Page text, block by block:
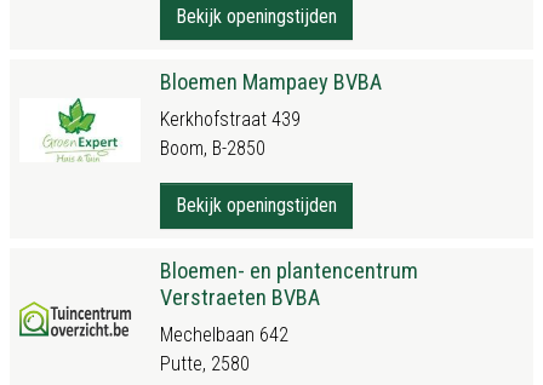
Bekijk openingstijden
Bloemen Mampaey BVBA
Kerkhofstraat 439
Boom, B-2850
Bekijk openingstijden
Bloemen- en plantencentrum
Verstraeten BVBA
Mechelbaan 642
Putte, 2580